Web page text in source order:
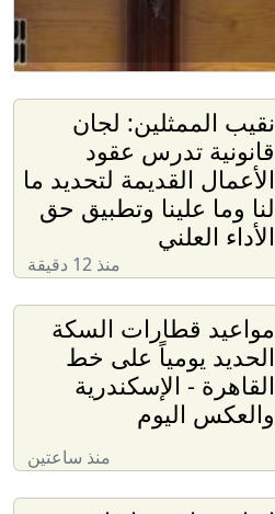
نقيب الممثلين: لجان
قانونية تدرس عقود
الأعمال القديمة لتحديد ما
لنا وما علينا وتطبيق حق
الأداء العلني
منذ 12 دقيقة
مواعيد قطارات السكة
الحديد يومياً على خط
القاهرة - الإسكندرية
والعكس اليوم
منذ ساعتين